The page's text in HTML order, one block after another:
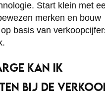
Start klein met
merken en bouw
basis van
KAN IK
BIJ DE